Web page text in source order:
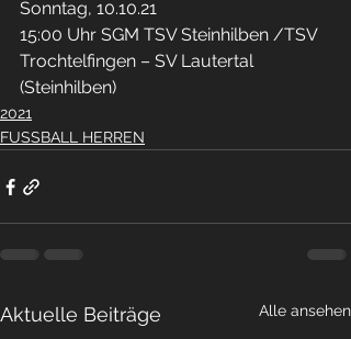
Sonntag, 10.10.21
15:00 Uhr SGM TSV Steinhilben /TSV
Trochtelfingen – SV Lautertal
(Steinhilben)
2021
FUSSBALL HERREN
Aktuelle Beiträge Alle ansehen